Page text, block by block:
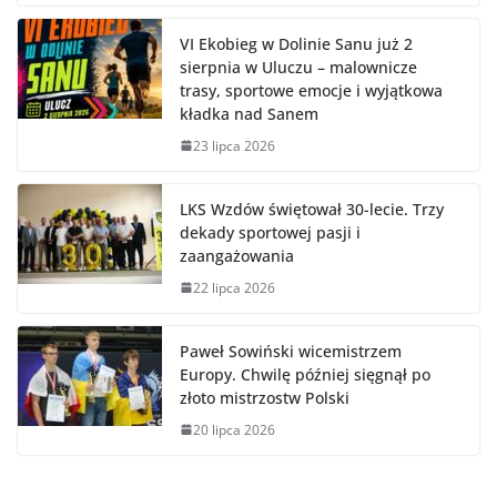
VI Ekobieg w Dolinie Sanu już 2
sierpnia w Uluczu – malownicze
trasy, sportowe emocje i wyjątkowa
kładka nad Sanem
23 lipca 2026
LKS Wzdów świętował 30-lecie. Trzy
dekady sportowej pasji i
zaangażowania
22 lipca 2026
Paweł Sowiński wicemistrzem
Europy. Chwilę później sięgnął po
złoto mistrzostw Polski
20 lipca 2026